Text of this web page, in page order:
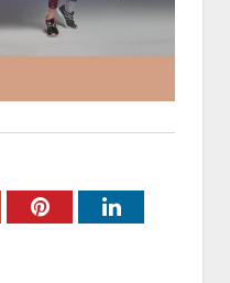
PinterestLinkedIn